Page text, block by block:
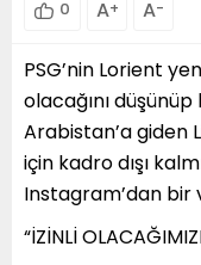
0 A+ A-
PSG’nin Lorient
olacağını
Arabistan’a giden
için kadro dışı
Instagram’dan bir
“İZİNLİ